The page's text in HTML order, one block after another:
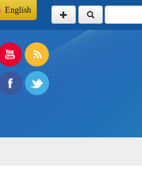
English